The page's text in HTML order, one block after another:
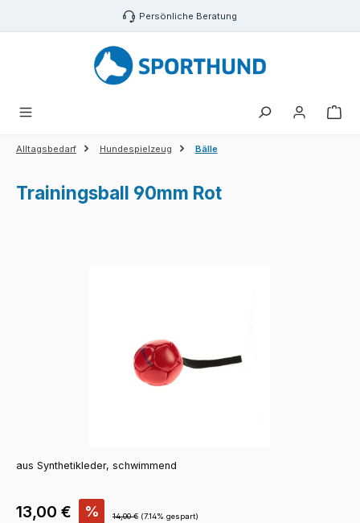
Zum Hauptinhalt springen Persönliche Beratung
Alltagsbedarf Hundespielzeug Bälle
Trainingsball 90mm Rot
aus Synthetikleder, schwimmend
Verkaufspreis:
13,00 € % Regulärer Preis:
14,00 € (7.14% gespart)